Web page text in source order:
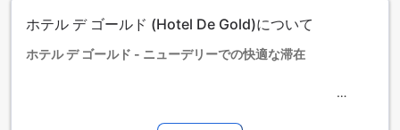
添い寝の場合は宿泊無料です。
エキストラベッドの追加可否は、ルームタイプにより異なり
タイプの欄にエキストラベッド追加のオプションが提示され
ホテル デ ゴールド (Hotel De Gold)について
ホテル デ ゴールド - ニューデリーでの快適な滞在
離に位置するホテル デ ゴールドは、心地よい宿泊体験を提供